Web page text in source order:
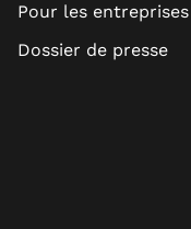
Pour les entreprises
Dossier de presse